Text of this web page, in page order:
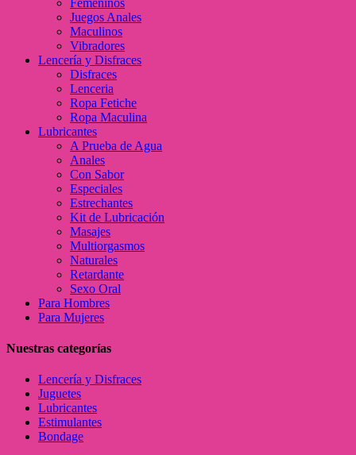
Juegos Anales
Maculinos
Vibradores
Lencería y Disfraces
Disfraces
Lenceria
Ropa Fetiche
Ropa Maculina
Lubricantes
A Prueba de Agua
Anales
Con Sabor
Especiales
Estrechantes
Kit de Lubricación
Masajes
Multiorgasmos
Naturales
Retardante
Sexo Oral
Para Hombres
Para Mujeres
Nuestras categorías
Lencería y Disfraces
Juguetes
Lubricantes
Estimulantes
Bondage